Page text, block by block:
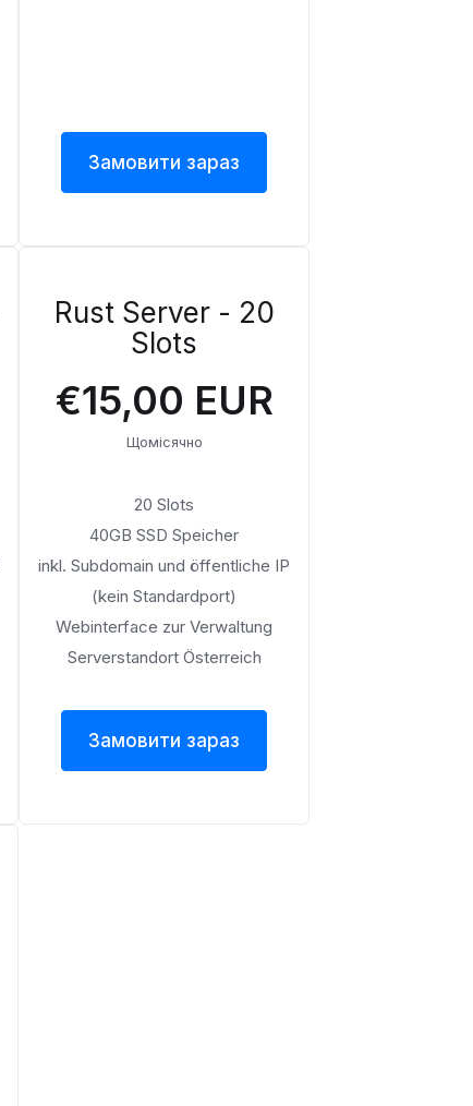
Замовити зараз
Rust Server - 20
Slots
€15,00 EUR
Щомісячно
20 Slots
40GB SSD Speicher
inkl. Subdomain und öffentliche IP
(kein Standardport)
Webinterface zur Verwaltung
Serverstandort Österreich
Замовити зараз